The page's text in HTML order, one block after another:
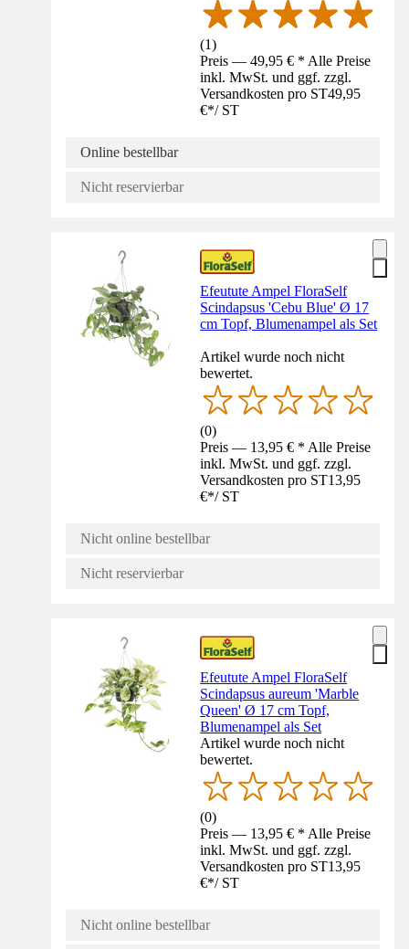
(1)
Preis — 49,95 € * Alle Preise
inkl. MwSt. und ggf. zzgl.
Versandkosten pro ST49,95
€*/ ST
Online bestellbar
Nicht reservierbar
Efeutute Ampel FloraSelf
Scindapsus 'Cebu Blue' Ø 17
cm Topf, Blumenampel als Set
Artikel wurde noch nicht
bewertet.
(0)
Preis — 13,95 € * Alle Preise
inkl. MwSt. und ggf. zzgl.
Versandkosten pro ST13,95
€*/ ST
Nicht online bestellbar
Nicht reservierbar
Efeutute Ampel FloraSelf
Scindapsus aureum 'Marble
Queen' Ø 17 cm Topf,
Blumenampel als Set
Artikel wurde noch nicht
bewertet.
(0)
Preis — 13,95 € * Alle Preise
inkl. MwSt. und ggf. zzgl.
Versandkosten pro ST13,95
€*/ ST
Nicht online bestellbar